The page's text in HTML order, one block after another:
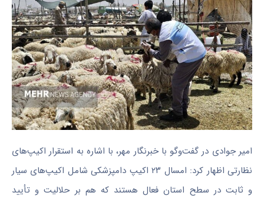
امیر جوادی در گفت‌وگو با خبرنگار مهر، با اشاره به استقرار اکیپ‌های
نظارتی اظهار کرد: امسال ۲۳ اکیپ دامپزشکی شامل اکیپ‌های سیار
و ثابت در سطح استان فعال هستند که هم بر حلالیت و تأیید